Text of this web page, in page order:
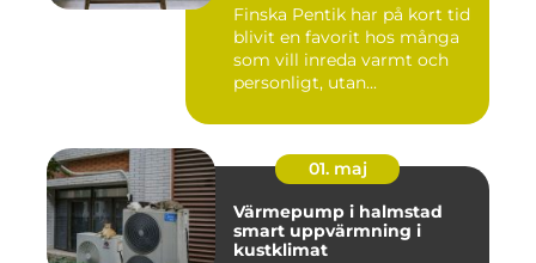
Finska Pentik har på kort tid
blivit en favorit hos många
som vill inreda varmt och
personligt, utan...
01. maj
Värmepump i halmstad
smart uppvärmning i
kustklimat